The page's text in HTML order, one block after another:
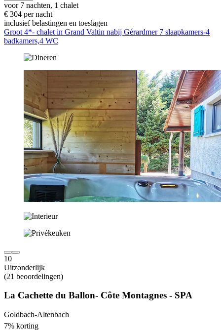
voor 7 nachten, 1 chalet
€ 304 per nacht
inclusief belastingen en toeslagen
Groot 4*- chalet in Grand Valtin nabij Gérardmer 7 slaapkamers-4
badkamers,4 WC
10
Uitzonderlijk
(21 beoordelingen)
La Cachette du Ballon- Côte Montagnes - SPA
Goldbach-Altenbach
7% korting